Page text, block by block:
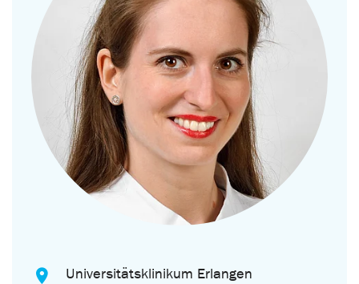
Universitätsklinikum Erlangen